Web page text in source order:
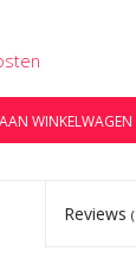
WINKELWAGEN
Reviews